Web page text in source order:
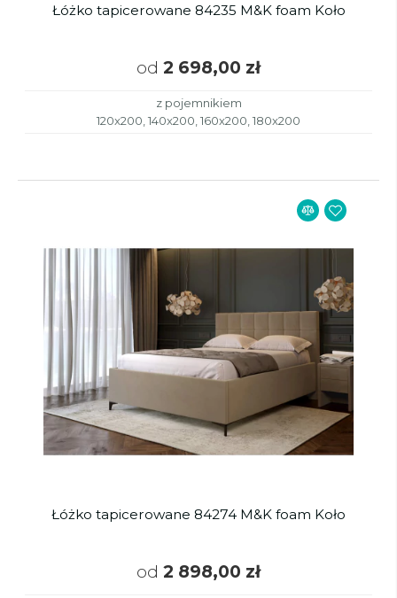
Łóżko tapicerowane 84235 M&K foam Koło
od 2 698,00 zł
z pojemnikiem
120x200, 140x200, 160x200, 180x200
Łóżko tapicerowane 84274 M&K foam Koło
od 2 898,00 zł